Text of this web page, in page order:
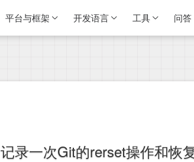
平台与框架 开发语言 工具 问答
记录一次Git的rerset操作和恢